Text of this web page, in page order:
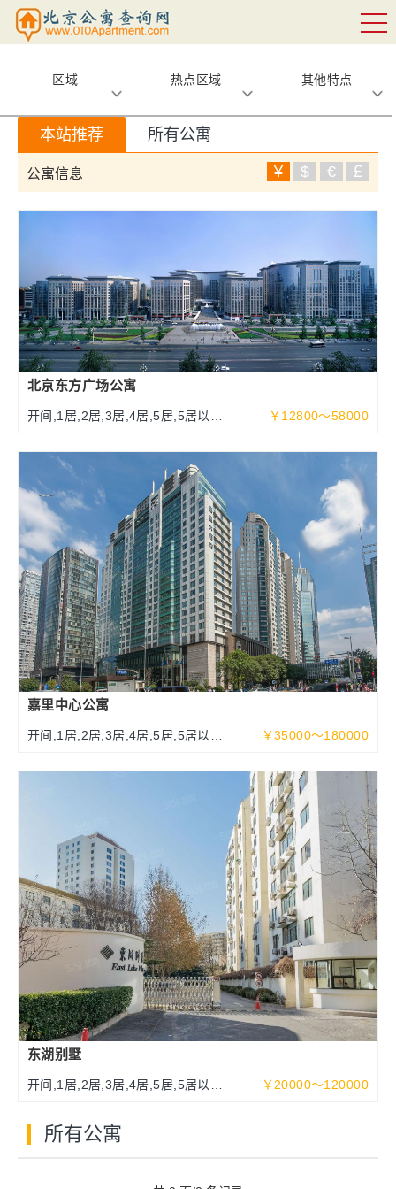
区域 热点区域 其他特点
本站推荐 所有公寓
公寓信息 ￥ $ € ￡
北京东方广场公寓
开间,1居,2居,3居,4居,5居,5居以上
￥12800～58000
嘉里中心公寓
开间,1居,2居,3居,4居,5居,5居以上
￥35000～180000
东湖别墅
开间,1居,2居,3居,4居,5居,5居以上
￥20000～120000
所有公寓